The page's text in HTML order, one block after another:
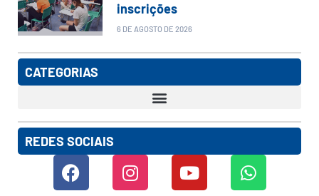
inscrições
6 DE AGOSTO DE 2026
CATEGORIAS
REDES SOCIAIS